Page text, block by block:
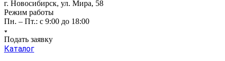
г. Новосибирск, ул. Мира, 58
Режим работы
Пн. – Пт.: с 9:00 до 18:00
Подать заявку
Каталог